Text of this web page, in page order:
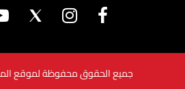
جميع الحقوق محفوظة لموقع المصري